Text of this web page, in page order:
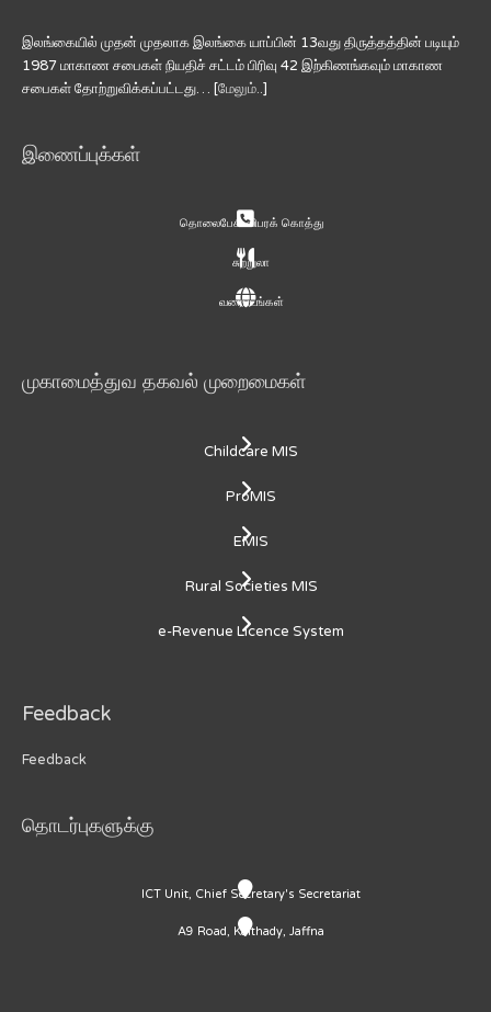
இலங்கையில் முதன் முதலாக இலங்கை யாப்பின் 13வது திருத்தத்தின் படியும்
1987 மாகாண சபைகள் நியதிச் சட்டம் பிரிவு 42 இற்கிணங்கவும் மாகாண
சபைகள் தோற்றுவிக்கப்பட்டது… [மேலும்..]
இணைப்புக்கள்
தொலைபேசி விபரக் கொத்து
சுற்றுலா
வரைபடங்கள்
முகாமைத்துவ தகவல் முறைமைகள்
Childcare MIS
ProMIS
EMIS
Rural Societies MIS
e-Revenue Licence System
Feedback
Feedback
தொடர்புகளுக்கு
ICT Unit, Chief Secretary's Secretariat
A9 Road, Kaithady, Jaffna